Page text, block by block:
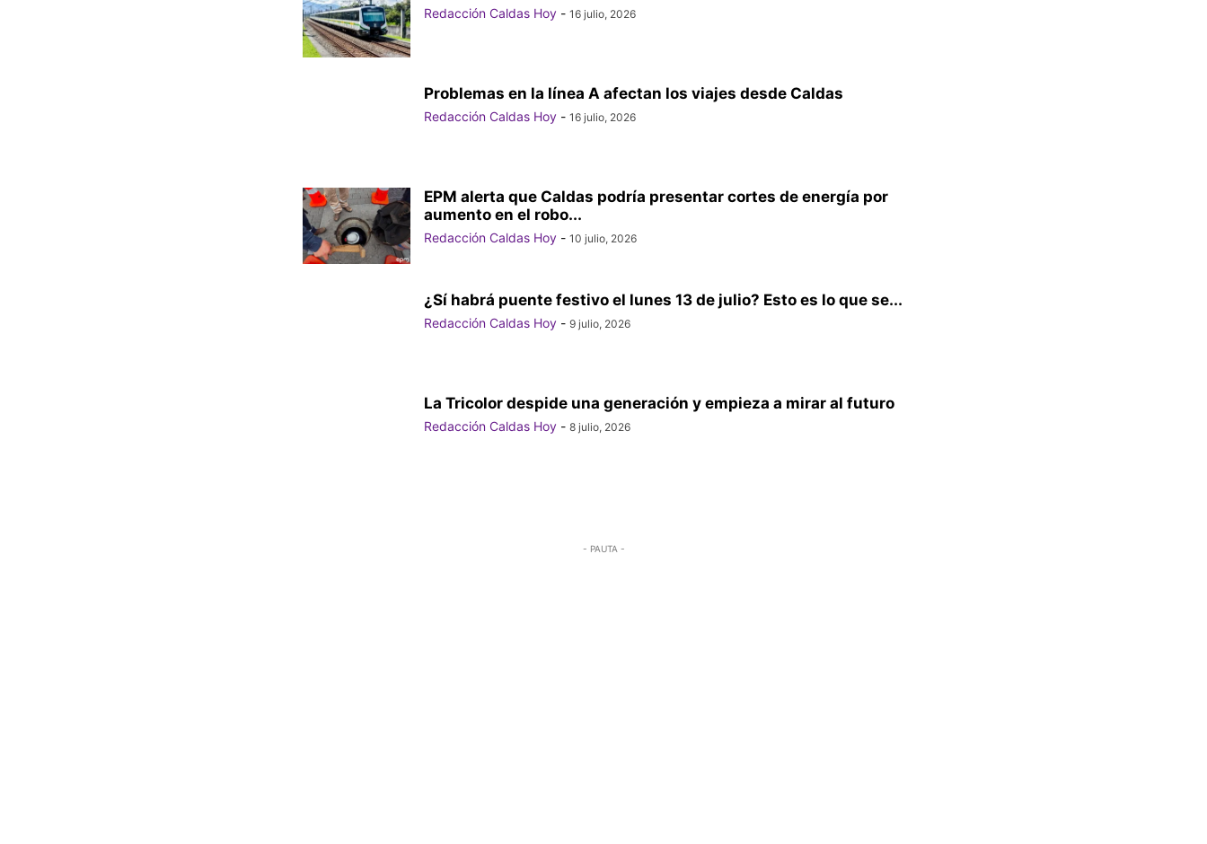
Redacción Caldas Hoy - 16 julio, 2026
Problemas en la línea A afectan los viajes desde Caldas
Redacción Caldas Hoy - 16 julio, 2026
EPM alerta que Caldas podría presentar cortes de energía por
aumento en el robo...
Redacción Caldas Hoy - 10 julio, 2026
¿Sí habrá puente festivo el lunes 13 de julio? Esto es lo que se...
Redacción Caldas Hoy - 9 julio, 2026
La Tricolor despide una generación y empieza a mirar al futuro
Redacción Caldas Hoy - 8 julio, 2026
- PAUTA -